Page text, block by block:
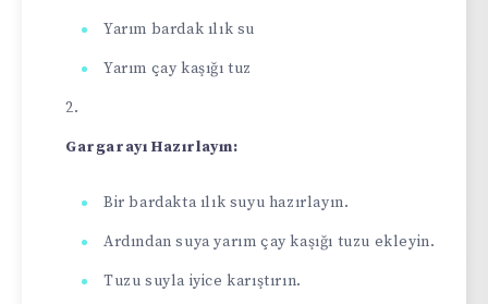
Yarım bardak ılık su
Yarım çay kaşığı tuz
Gargarayı Hazırlayın:
Bir bardakta ılık suyu hazırlayın.
Ardından suya yarım çay kaşığı tuzu ekleyin.
Tuzu suyla iyice karıştırın.